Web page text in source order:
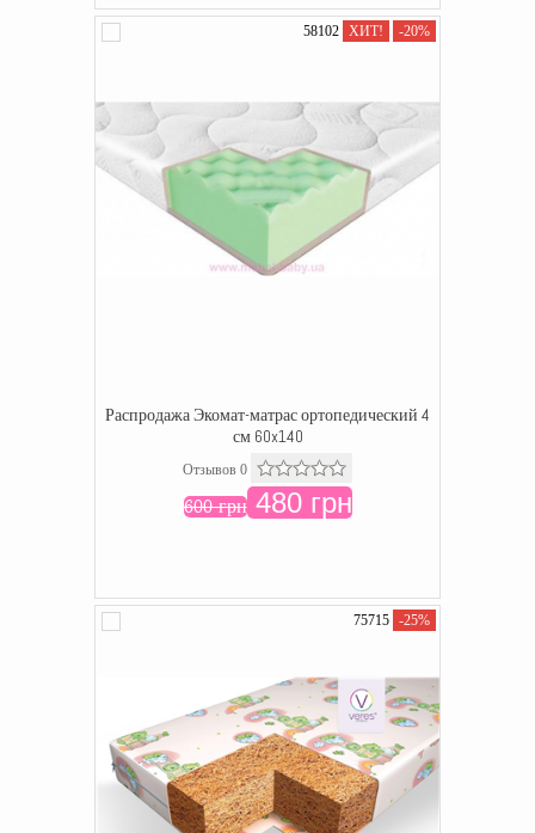
58102 ХИТ! -20%
Распродажа Экомат-матрас ортопедический 4
см 60x140
Отзывов 0
600 грн480 грн
75715 -25%